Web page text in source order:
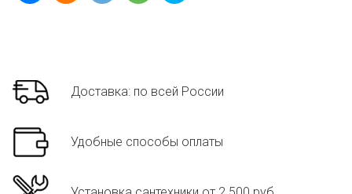
Доставка: по всей России
Удобные способы оплаты